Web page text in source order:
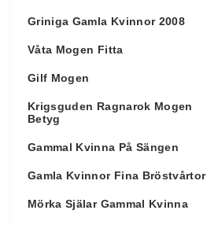
Griniga Gamla Kvinnor 2008
Våta Mogen Fitta
Gilf Mogen
Krigsguden Ragnarok Mogen
Betyg
Gammal Kvinna På Sängen
Gamla Kvinnor Fina Bröstvårtor
Mörka Själar Gammal Kvinna